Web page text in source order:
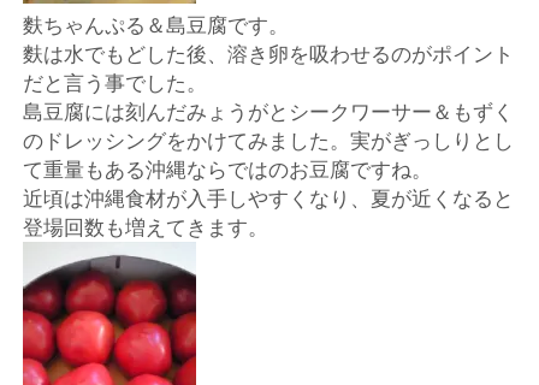
服
地
ア
ク
ー
ト
麩ちゃんぷる＆島豆腐です。
麩は水でもどした後、溶き卵を吸わせるのがポイント
だと言う事でした。
島豆腐には刻んだみょうがとシークワーサー＆もずく
のドレッシングをかけてみました。実がぎっしりとし
て重量もある沖縄ならではのお豆腐ですね。
近頃は沖縄食材が入手しやすくなり、夏が近くなると
登場回数も増えてきます。